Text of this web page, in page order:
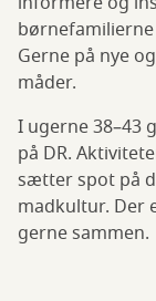
Gerne på nye
måder.
I ugerne 38–43
på DR.
sætter spot på
madkultur. Der
gerne sammen.